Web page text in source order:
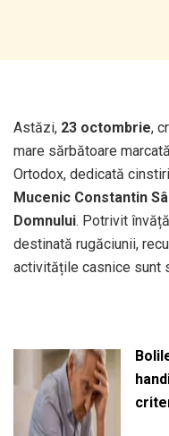
Astăzi, 23 octombrie,
mare sărbătoare
Ortodox, dedicată
Mucenic Constantin
Domnului. Potrivit
destinată rugăciunii,
activitățile casnice sunt